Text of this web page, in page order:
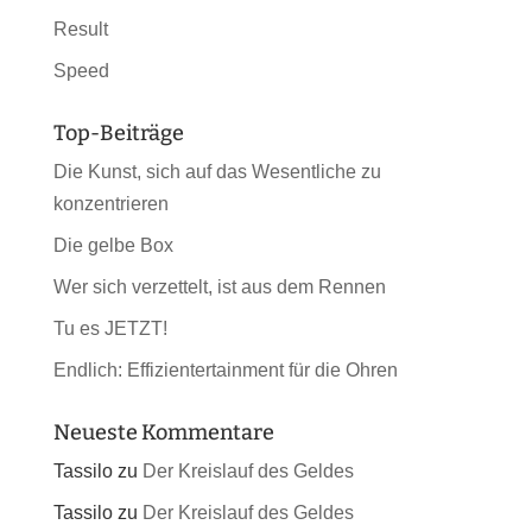
Result
Speed
Top-Beiträge
Die Kunst, sich auf das Wesentliche zu
konzentrieren
Die gelbe Box
Wer sich verzettelt, ist aus dem Rennen
Tu es JETZT!
Endlich: Effizientertainment für die Ohren
Neueste Kommentare
Tassilozu Der Kreislauf des Geldes
Tassilozu Der Kreislauf des Geldes